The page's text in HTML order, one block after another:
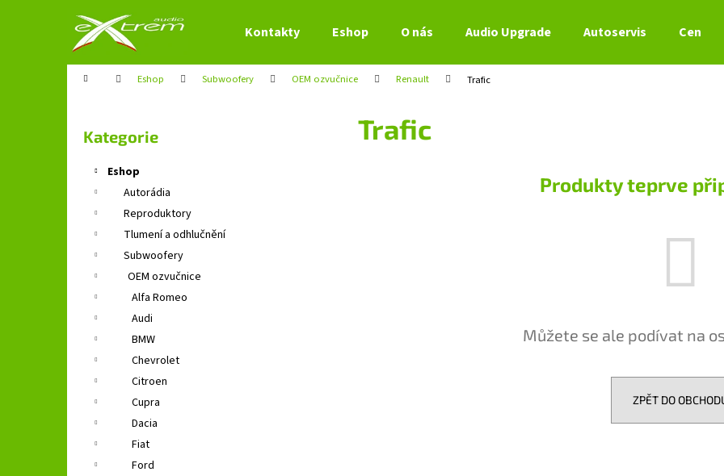
Kontakty Eshop O nás Audio Upgrade Autoservis Ceník
Domů Eshop Subwoofery OEM ozvučnice Renault Trafic
Přeskočit
kategorie
Kategorie
Eshop
Autorádia
Reproduktory
Tlumení a odhlučnění
Subwoofery
OEM ozvučnice
Alfa Romeo
Audi
BMW
Chevrolet
Citroen
Cupra
Dacia
Fiat
Ford
Trafic
Produkty teprve
Můžete se ale podívat na
ZPĚT DO
Zpět
Zpět
Co potřebujete najít?
GROUND ZERO GZFC 165.2
1 690 Kč
Původně:2 490 Kč